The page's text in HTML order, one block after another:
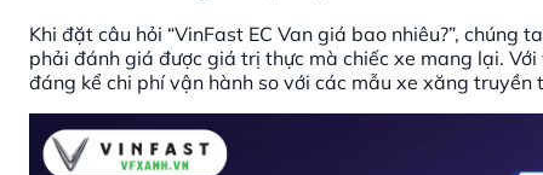
Khi đặt câu hỏi “VinFast EC Van giá bao nhiêu?”,
phải đánh giá được giá trị thực mà chiếc xe mang lại.
đáng kể chi phí vận hành so với các mẫu xe xăng